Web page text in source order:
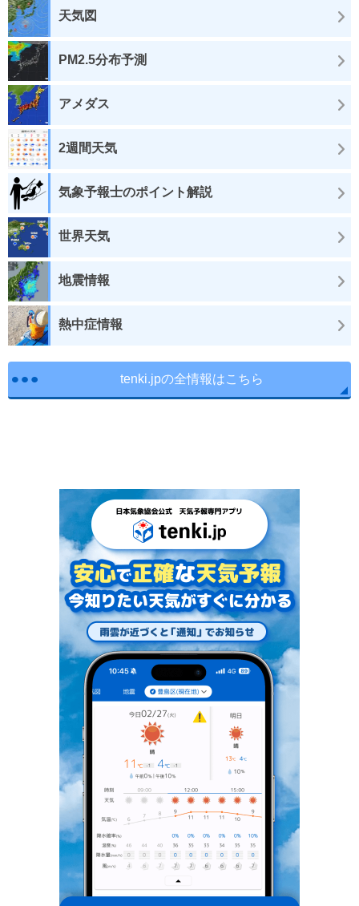
天気図
PM2.5分布予測
アメダス
2週間天気
気象予報士のポイント解説
世界天気
地震情報
熱中症情報
tenki.jpの全情報はこちら